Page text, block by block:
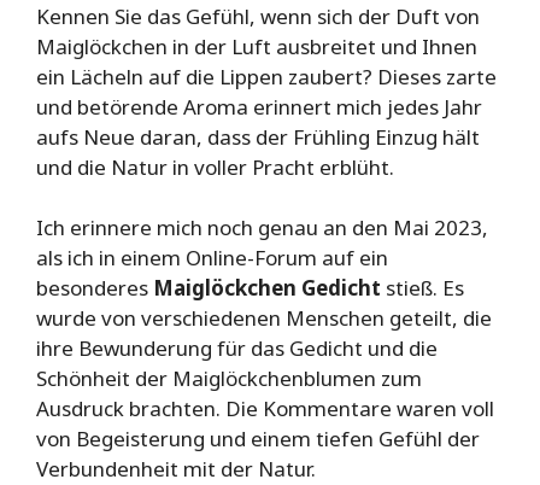
Kennen Sie das Gefühl, wenn sich der Duft von
Maiglöckchen in der Luft ausbreitet und Ihnen
ein Lächeln auf die Lippen zaubert? Dieses zarte
und betörende Aroma erinnert mich jedes Jahr
aufs Neue daran, dass der Frühling Einzug hält
und die Natur in voller Pracht erblüht.
Ich erinnere mich noch genau an den Mai 2023,
als ich in einem Online-Forum auf ein
besonderes Maiglöckchen Gedicht stieß. Es
wurde von verschiedenen Menschen geteilt, die
ihre Bewunderung für das Gedicht und die
Schönheit der Maiglöckchenblumen zum
Ausdruck brachten. Die Kommentare waren voll
von Begeisterung und einem tiefen Gefühl der
Verbundenheit mit der Natur.